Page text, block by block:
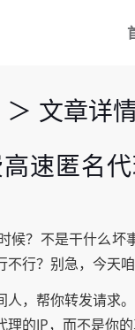
＞ 文章详
速匿名
候？不是干什么
行？别急，今天
人，帮你转发请
理的IP，而不是你